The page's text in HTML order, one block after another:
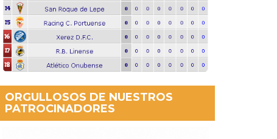
ORGULLOSOS DE NUESTROS
PATROCINADORES